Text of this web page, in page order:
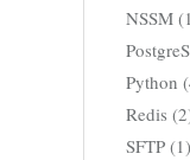
NSSM
Python
Redis
SFTP (1)